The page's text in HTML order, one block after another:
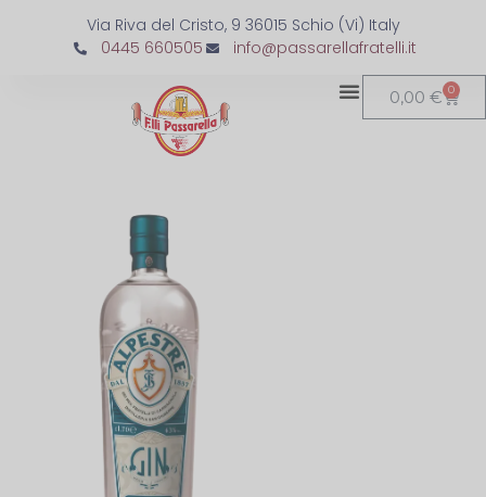
Via Riva del Cristo, 9 36015 Schio (Vi) Italy
0445 660505
info@passarellafratelli.it
0,00€ 0